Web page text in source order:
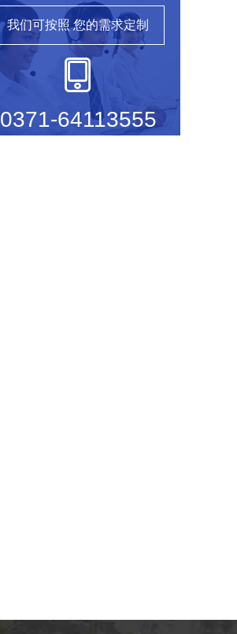
我们可按照您的需求定制
0371-64113555